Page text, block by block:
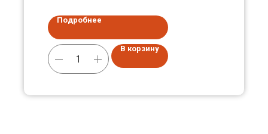
Подробнее
В корзину